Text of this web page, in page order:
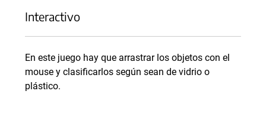
Interactivo
En este juego hay que arrastrar los objetos con el
mouse y clasificarlos según sean de vidrio o
plástico.